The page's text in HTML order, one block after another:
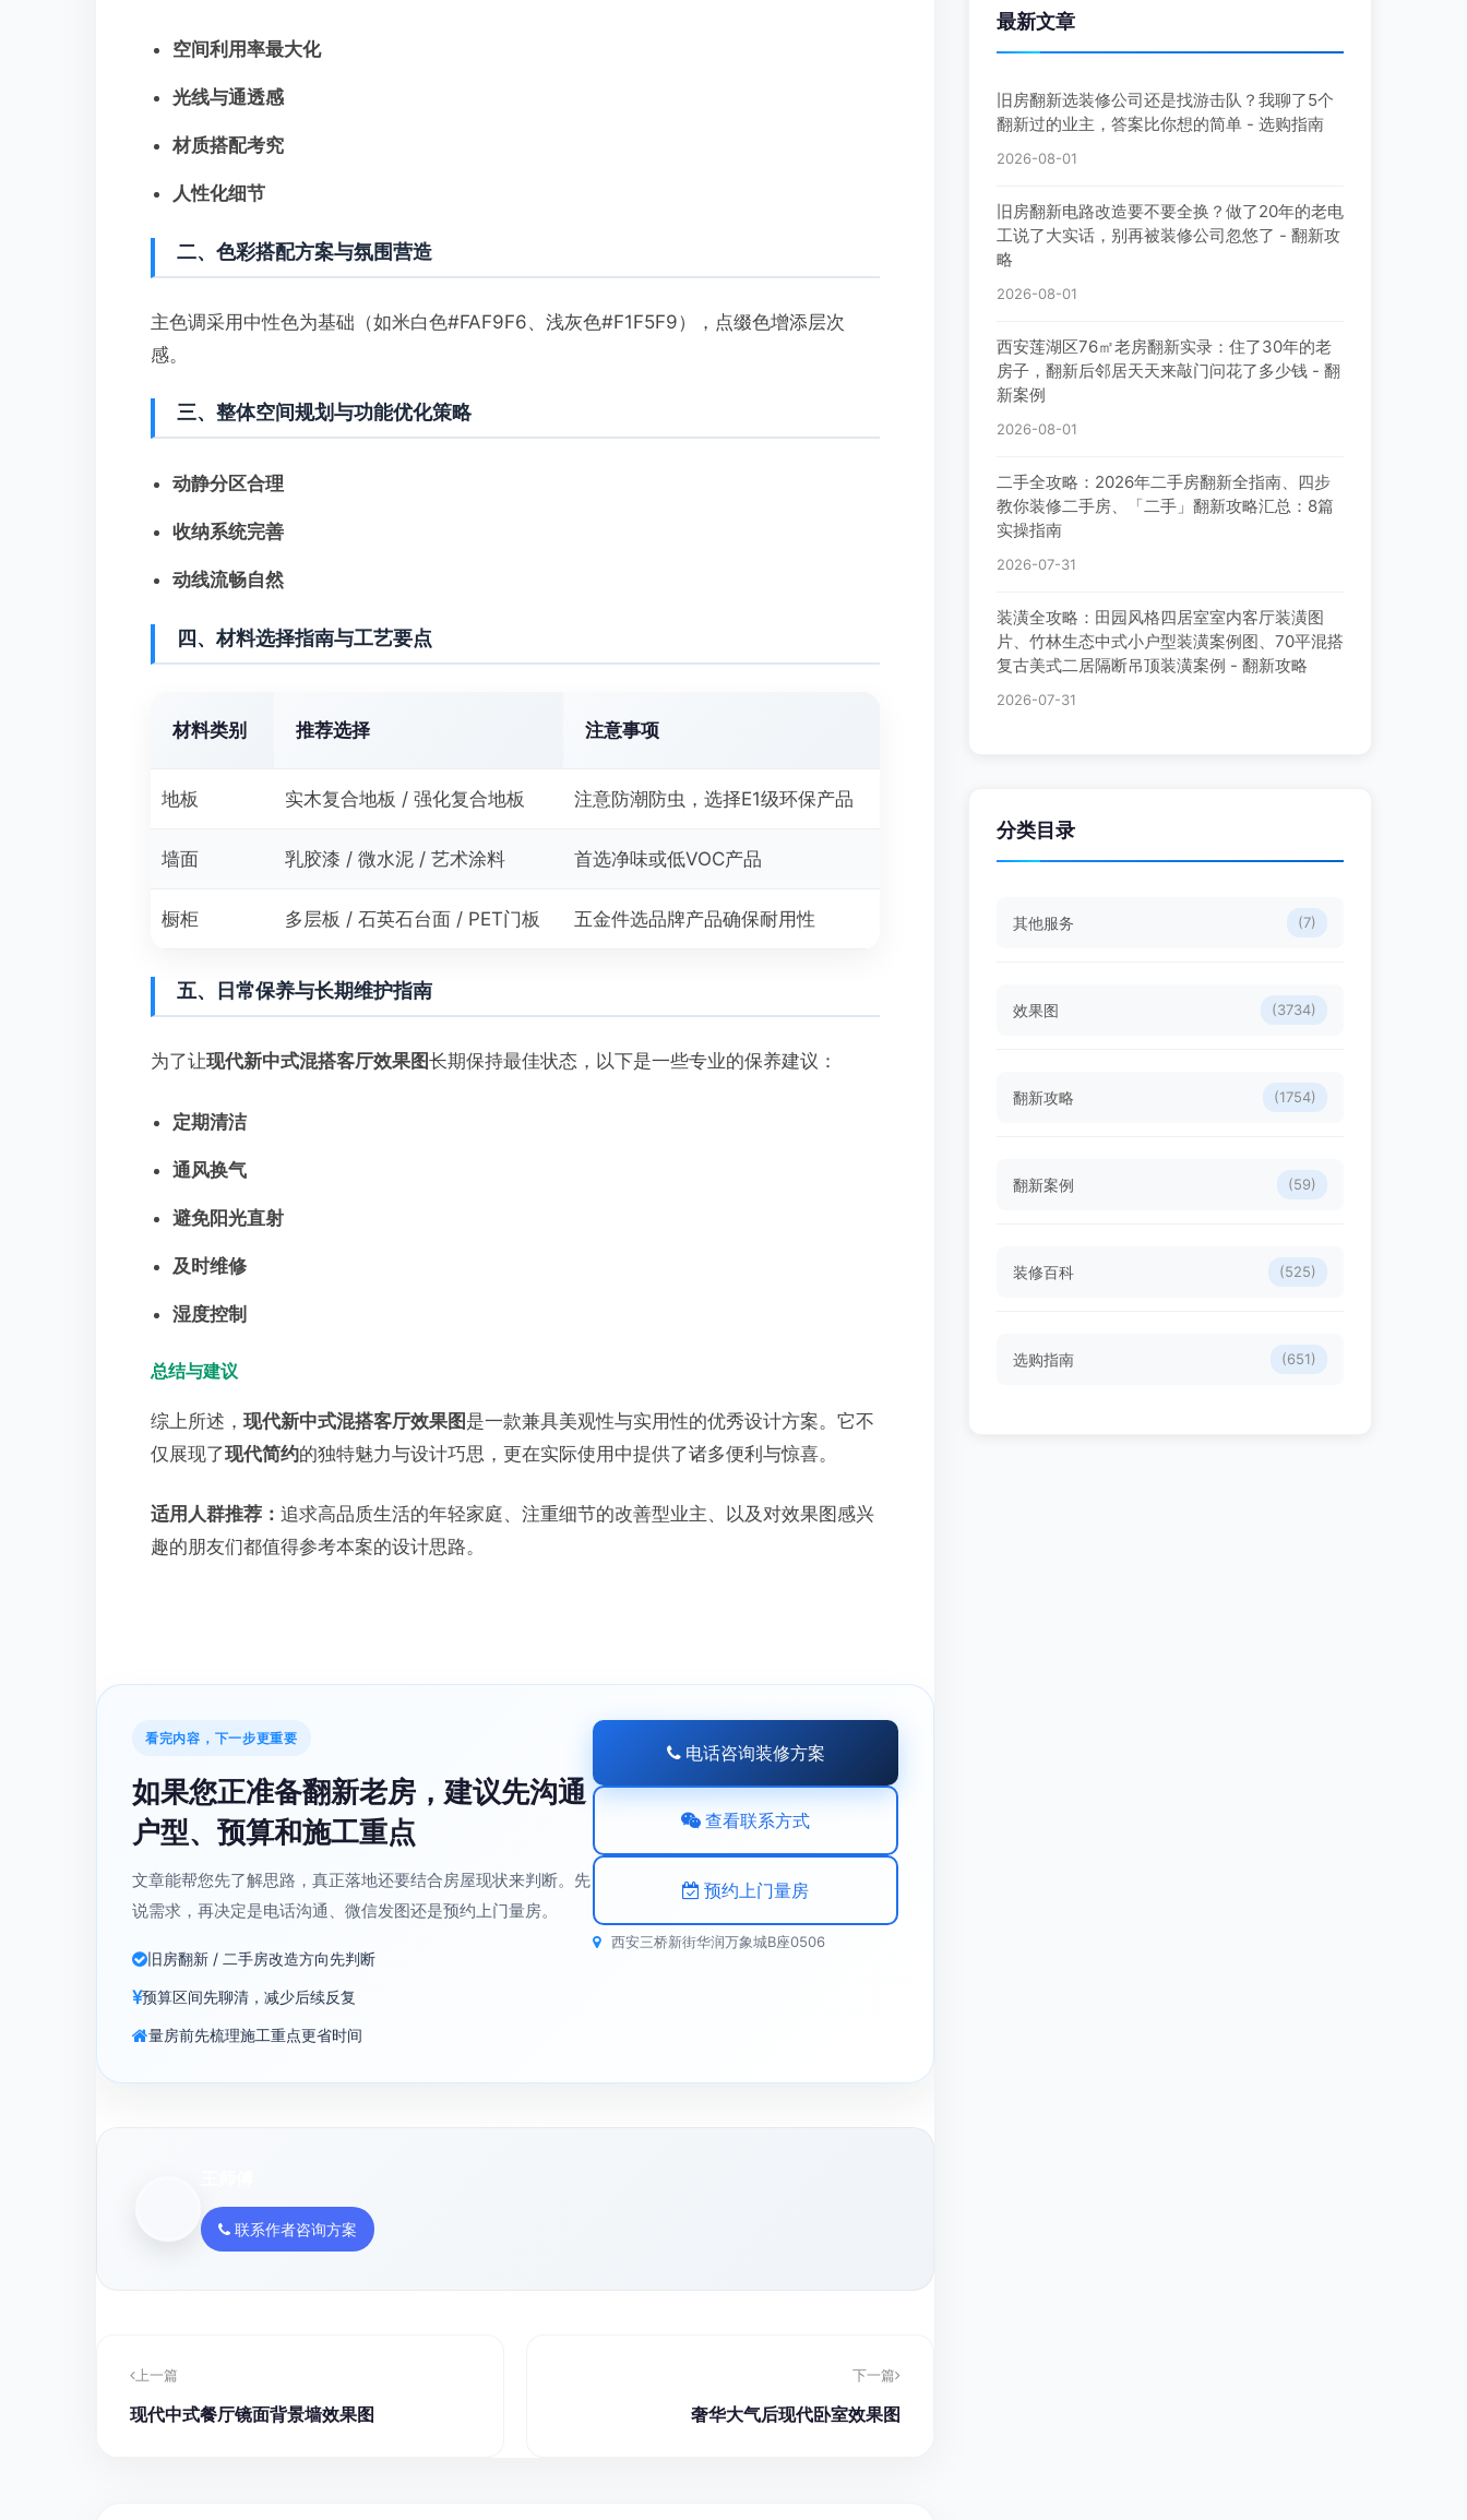
空间利用率最大化
光线与通透感
材质搭配考究
人性化细节
二、色彩搭配方案与氛围营造
主色调采用中性色为基础（如米白色#FAF9F6、浅灰色#F1F5F9），点缀色增添层次
感。
三、整体空间规划与功能优化策略
动静分区合理
收纳系统完善
动线流畅自然
四、材料选择指南与工艺要点
材料类别 推荐选择 注意事项
地板 实木复合地板 / 强化复合地板 注意防潮防虫，选择E1级环保产品
墙面 乳胶漆 / 微水泥 / 艺术涂料 首选净味或低VOC产品
橱柜 多层板 / 石英石台面 / PET门板 五金件选品牌产品确保耐用性
五、日常保养与长期维护指南
为了让现代新中式混搭客厅效果图长期保持最佳状态，以下是一些专业的保养建议：
定期清洁
通风换气
避免阳光直射
及时维修
湿度控制
总结与建议
综上所述， 现代新中式混搭客厅效果图 是一款兼具美观性与实用性的优秀设计方案。它不
仅展现了现代简约的独特魅力与设计巧思，更在实际使用中提供了诸多便利与惊喜。
适用人群推荐： 追求高品质生活的年轻家庭、注重细节的改善型业主、以及对效果图感兴
趣的朋友们都值得参考本案的设计思路。
看完内容，下一步更重要
如果您正准备翻新老房，建议先沟通
户型、预算和施工重点
文章能帮您先了解思路，真正落地还要结合房屋现状来判断。先
说需求，再决定是电话沟通、微信发图还是预约上门量房。
旧房翻新 / 二手房改造方向先判断
预算区间先聊清，减少后续反复
量房前先梳理施工重点更省时间
电话咨询装修方案
查看联系方式
预约上门量房
西安三桥新街华润万象城B座0506
联系作者咨询方案
上一篇
现代中式餐厅镜面背景墙效果图
下一篇
奢华大气后现代卧室效果图
最新文章
旧房翻新选装修公司还是找游击队？我聊了5个
翻新过的业主，答案比你想的简单 - 选购指南
2026-08-01
旧房翻新电路改造要不要全换？做了20年的老电
工说了大实话，别再被装修公司忽悠了 - 翻新攻
略
2026-08-01
西安莲湖区76㎡老房翻新实录：住了30年的老
房子，翻新后邻居天天来敲门问花了多少钱 - 翻
新案例
2026-08-01
二手全攻略：2026年二手房翻新全指南、四步
教你装修二手房、「二手」翻新攻略汇总：8篇
实操指南
2026-07-31
装潢全攻略：田园风格四居室室内客厅装潢图
片、竹林生态中式小户型装潢案例图、70平混搭
复古美式二居隔断吊顶装潢案例 - 翻新攻略
2026-07-31
分类目录
其他服务 (7)
效果图 (3734)
翻新攻略 (1754)
翻新案例 (59)
装修百科 (525)
选购指南 (651)